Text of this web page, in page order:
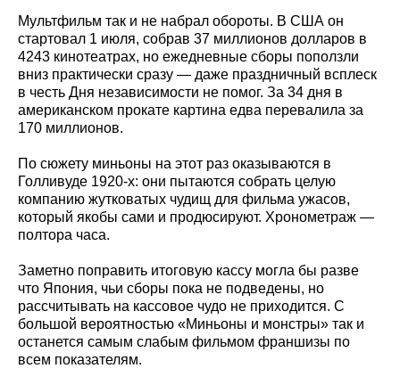
Мультфильм так и не набрал обороты. В США он
стартовал 1 июля, собрав 37 миллионов долларов в
4243 кинотеатрах, но ежедневные сборы поползли
вниз практически сразу — даже праздничный всплеск
в честь Дня независимости не помог. За 34 дня в
американском прокате картина едва перевалила за
170 миллионов.
По сюжету миньоны на этот раз оказываются в
Голливуде 1920-х: они пытаются собрать целую
компанию жутковатых чудищ для фильма ужасов,
который якобы сами и продюсируют. Хронометраж —
полтора часа.
Заметно поправить итоговую кассу могла бы разве
что Япония, чьи сборы пока не подведены, но
рассчитывать на кассовое чудо не приходится. С
большой вероятностью «Миньоны и монстры» так и
останется самым слабым фильмом франшизы по
всем показателям.